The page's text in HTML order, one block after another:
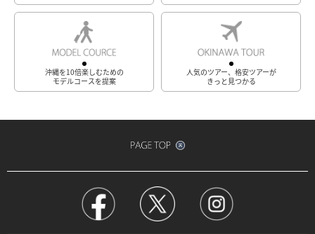
沖縄を10倍楽しむための
モデルコースを提案
人気のツアー、格安ツアーが
きっと見つかる